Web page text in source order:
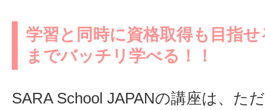
学習と同時に資格取得も目指
までバッチリ学べる！！
SARA School JAPANの講座は、た